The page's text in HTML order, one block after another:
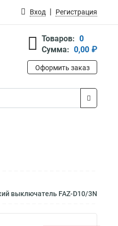
Вход Регистрация
Товаров: 0
Сумма: 0,00 ₽
Оформить заказ
выключатель FAZ-D10/3N